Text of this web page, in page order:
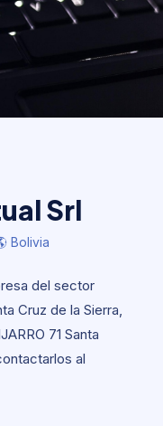
Srl
Bolivia
del sector
Cruz de la Sierra,
71 Santa
al